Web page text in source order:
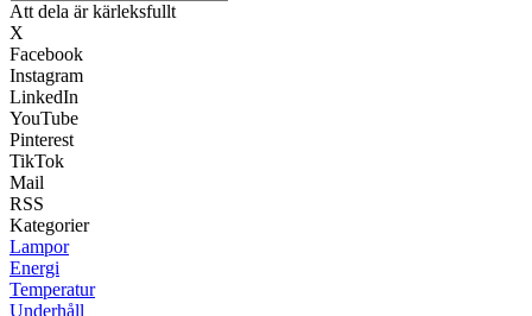
Att dela är kärleksfullt
X
Facebook
Instagram
LinkedIn
YouTube
Pinterest
TikTok
Mail
RSS
Kategorier
Lampor
Energi
Temperatur
Underhåll